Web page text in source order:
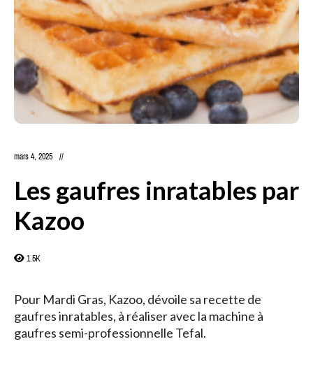
mars 4, 2025
Les gaufres inratables par
Kazoo
1.5K
Pour Mardi Gras, Kazoo, dévoile sa recette de
gaufres inratables, à réaliser avec la machine à
gaufres semi-professionnelle Tefal.